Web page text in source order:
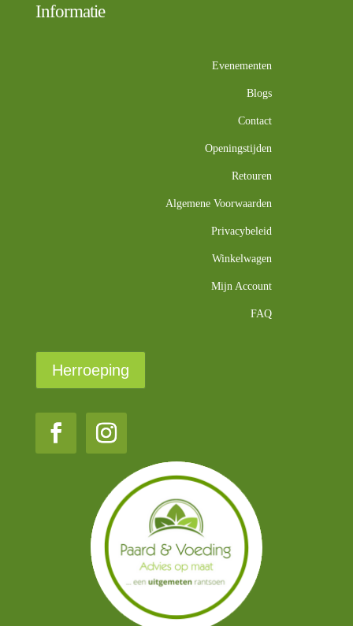
Informatie
Evenementen
Blogs
Contact
Openingstijden
Retouren
Algemene Voorwaarden
Privacybeleid
Winkelwagen
Mijn Account
FAQ
Herroeping